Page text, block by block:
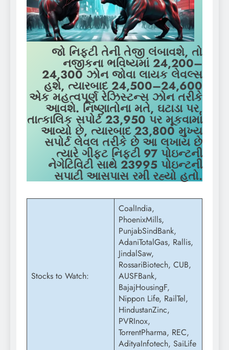
જો નિફ્ટી તેની તેજી લંબાવશે, તો
નજીકના ભવિષ્યમાં 24,200–
24,300 ઝોન જોવા લાયક લેવલ્સ
હશે, ત્યારબાદ 24,500–24,600
એક મહત્વપૂર્ણ રેઝિસ્ટન્સ ઝોન તરીકે
આવશે. નિષ્ણાતોના મતે, ઘટાડા પર,
તાત્કાલિક સપોર્ટ 23,950 પર મૂકવામાં
આવ્યો છે, ત્યારબાદ 23,800 મુખ્ય
સપોર્ટ લેવલ તરીકે છે આ લખાય છે
ત્યારે ગીફ્ટ નિફ્ટી 97 પોઇન્ટની
નેગેટિવિટી સાથે 23995 પોઇન્ટની
સપાટી આસપાસ રમી રહ્યો હતો.
Stocks to Watch:
CoalIndia,
PhoenixMills,
PunjabSindBank,
AdaniTotalGas, Rallis,
JindalSaw,
RossariBiotech, CUB,
AUSFBank,
BajajHousingF,
Nippon Life, RailTel,
HindustanZinc,
PVRInox,
TorrentPharma, REC,
AdityaInfotech, SaiLife